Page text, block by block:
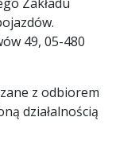
49, 05-480
z odbiorem
działalnością